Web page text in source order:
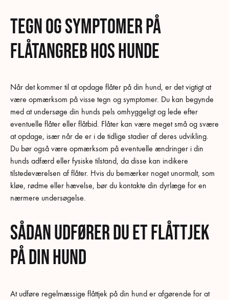
Tegn og symptomer på
flåtangreb hos hunde
Når det kommer til at opdage flåter på din hund, er det vigtigt at
være opmærksom på visse tegn og symptomer. Du kan begynde
med at undersøge din hunds pels omhyggeligt og lede efter
eventuelle flåter eller flåtbid. Flåter kan være meget små og svære
at opdage, især når de er i de tidlige stadier af deres udvikling.
Du bør også være opmærksom på eventuelle ændringer i din
hunds adfærd eller fysiske tilstand, da disse kan indikere
tilstedeværelsen af flåter. Hvis du bemærker noget unormalt, som
kløe, rødme eller hævelse, bør du kontakte din dyrlæge for en
nærmere undersøgelse.
Sådan udfører du et flåttjek
på din hund
At udføre regelmæssige flåttjek på din hund er afgørende for at